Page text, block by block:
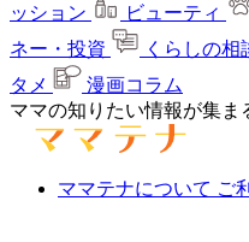
ッション
ビューティ
ネー・投資
くらしの相
タメ
漫画コラム
ママの知りたい情報が集ま
ママテナについて ご